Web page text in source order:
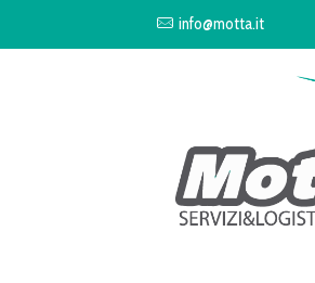
info@motta.it